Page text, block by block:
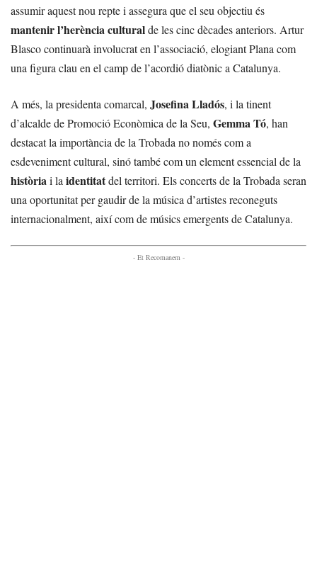
assumir aquest nou repte i assegura que el seu objectiu és
mantenir l’herència culturalde les cinc dècades anteriors. Artur
Blasco continuarà involucrat en l’associació, elogiant Plana com
una figura clau en el camp de l’acordió diatònic a Catalunya.
A més, la presidenta comarcal, Josefina Lladós, i la tinent
d’alcalde de Promoció Econòmica de la Seu, Gemma Tó, han
destacat la importància de la Trobada no només com a
esdeveniment cultural, sinó també com un element essencial de la
històriai la identitatdel territori. Els concerts de la Trobada seran
una oportunitat per gaudir de la música d’artistes reconeguts
internacionalment, així com de músics emergents de Catalunya.
- Et Recomanem -